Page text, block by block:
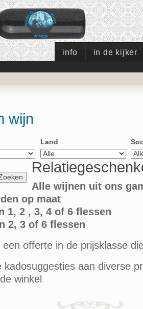
info in de kijker
wijn
Land
Alle wijnen uit ons
op maat
1, 2 , 3, 4 of 6 flessen
2, 3 of 6 flessen
offerte in de prijsklasse
kadosuggesties aan diverse
winkel